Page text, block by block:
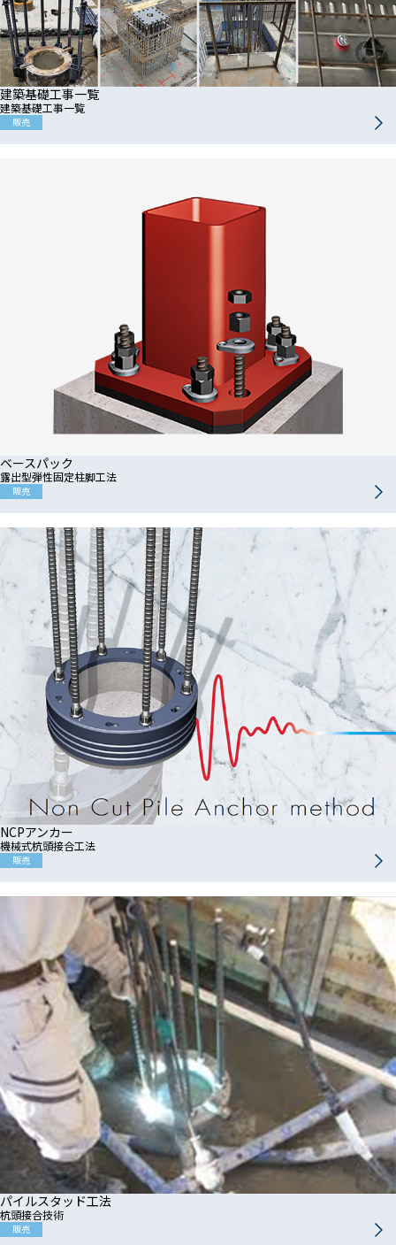
建築基礎工事一覧
建築基礎工事一覧
販売
ベースパック
露出型弾性固定柱脚工法
販売
NCPアンカー
機械式杭頭接合工法
販売
パイルスタッド工法
杭頭接合技術
販売